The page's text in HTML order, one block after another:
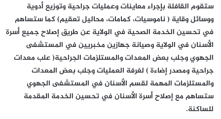
ستقوم القافلة بإجراء معاينات وعمليات جراحية وتوزيع أدوية
ووسائل وقاية ( ناموسيات، كمامات، محاليل تعقيم) كما ستساهم
في تحسين الخدمة الصحية في الولاية عن طريق إصلاح جميع أسرة
الأسنان في الولاية وصيانة جهازين مخبريين في المستشفى
الجهوي وجلب بعض المعدات والمستلزمات الجراحية( علب معدات
جراحية ومصدر إضاءة ) لغرفة العمليات وجلب بعض المعدات
والمستلزمات المهمة لقسم الأسنان في المستشفى الجهوي
ستساهم مع إصلاح أسرة الأسنان في تحسين الخدمة المقدمة
للساكنة.